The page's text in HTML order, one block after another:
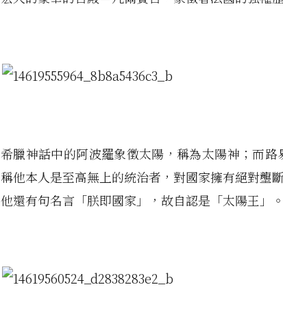
希臘神話中的阿波羅象徵太陽，稱為太陽神；而
稱他本人是至高無上的統治者，對國家擁有絕對壟
他還有句名言「朕即國家」，故自認是「太陽王」。